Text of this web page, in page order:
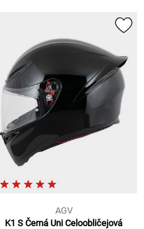
AGV
K1 S Černá Uni Celoobličejová